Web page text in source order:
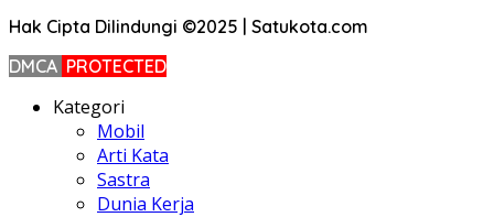
Hak Cipta Dilindungi ©2025 | Satukota.com
DMCA PROTECTED
Kategori
Mobil
Arti Kata
Sastra
Dunia Kerja